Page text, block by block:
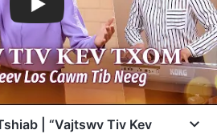
| “Vajtswv Tiv Kev